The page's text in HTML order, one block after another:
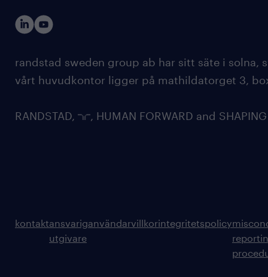
randstad sweden group ab har sitt säte i solna,
vårt huvudkontor ligger på mathildatorget 3,
RANDSTAD, , HUMAN FORWARD and
kontaktansvarig
utgivare
användarvillkorintegritetspolicy